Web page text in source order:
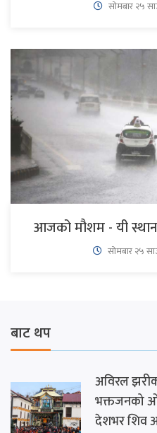
सोमबार २५
आजको मौशम - यी
सोमबार २५
बाट थप
अविरल
भक्तजनको
देशभर शिव